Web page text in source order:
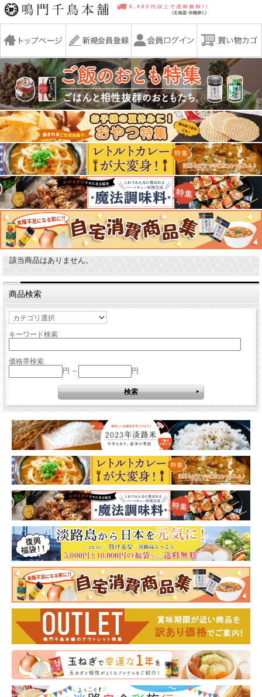
該当商品はありません。
商品検索
キーワード検索
価格帯検索
円 ～
円